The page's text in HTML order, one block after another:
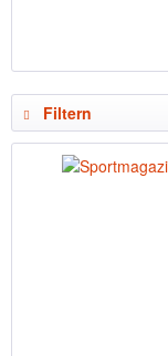
Filtern